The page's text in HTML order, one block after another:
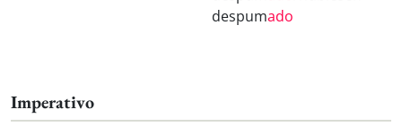
despumado
Imperativo